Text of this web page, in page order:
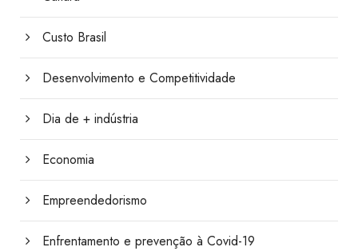
Custo Brasil
Desenvolvimento e Competitividade
Dia de + indústria
Economia
Empreendedorismo
Enfrentamento e prevenção à Covid-19